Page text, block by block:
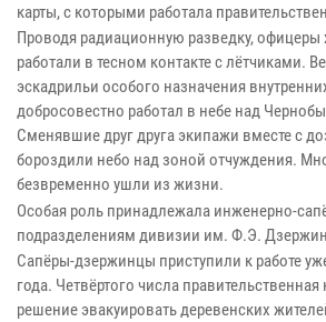
карты, с которыми работала
Проводя радиационную разведку,
работали в тесном контакте с лётчиками.
эскадрильи особого назначения
добросовестно работал в небе над
Сменявшие друг друга экипажи вместе с
бороздили небо над зоной отчуждения.
безвременно ушли из жизни.
Особая роль принадлежала инженерно-
подразделениям дивизии им. Ф.Э.
Сапёры-дзержинцы приступили к работе
года. Четвёртого числа
решение эвакуировать деревенских